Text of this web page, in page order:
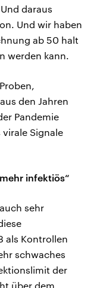
daraus
Und wir haben
ab 50 halt
werden kann.
den Jahren
Pandemie
Signale
infektiös“
sehr
als Kontrollen
schwaches
der
über dem